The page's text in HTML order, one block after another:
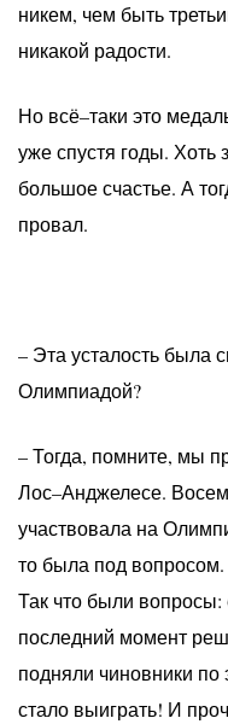
никем, чем быть
никакой радости.
Но всё–таки это
уже спустя годы. Хоть
большое счастье. А
провал.
– Эта усталость была
Олимпиадой?
– Тогда, помните, мы
Лос–Анджелесе.
участвовала на
то была под
Так что были вопросы:
последний момент
подняли чиновники
стало выиграть! И